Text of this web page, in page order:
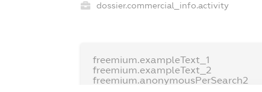
dossier.commercial_info.activity
freemium.exampleText_1
freemium.exampleText_2
freemium.anonymousPerSearch2